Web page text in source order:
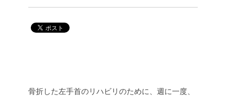
骨折した左手首のリハビリのために、週に一度、